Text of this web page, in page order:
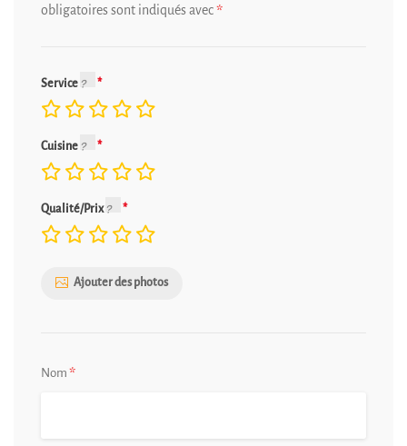
obligatoires sont indiqués avec*
Service
Cuisine
Qualité/Prix
Ajouter des photos
Nom *